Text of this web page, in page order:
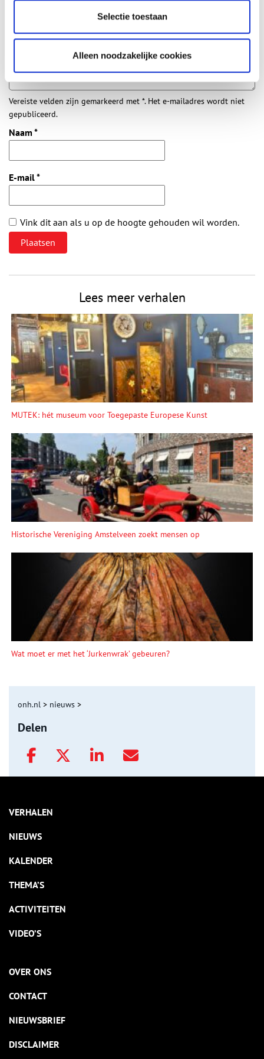
Selectie toestaan
Alleen noodzakelijke cookies
Aanvullingen
Vul deze informatie aan of geef een reactie.
Vereiste velden zijn gemarkeerd met *. Het e-mailadres wordt niet
gepubliceerd.
Naam *
E-mail*
Vink dit aan als u op de hoogte gehouden wil worden.
Lees meer verhalen
MUTEK: hét museum voor Toegepaste Europese Kunst
Historische Vereniging Amstelveen zoekt mensen op
Wat moet er met het ‘Jurkenwrak’ gebeuren?
onh.nl > nieuws >
Delen
VERHALEN
NIEUWS
KALENDER
THEMA’S
ACTIVITEITEN
VIDEO’S
OVER ONS
CONTACT
NIEUWSBRIEF
DISCLAIMER